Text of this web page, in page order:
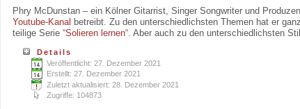
Phry McDunstan – ein Kölner Gitarrist, Singer Songwriter und
Youtube-Kanal betreibt. Zu den unterschiedlichsten Themen hat er
teilige Serie “Solieren lernen“. Aber auch zu den unterschiedlichsten
Details
Veröffentlicht: 27. Dezember 2021
Erstellt: 27. Dezember 2021
Zuletzt aktualisiert: 28. Dezember 2021
Zugriffe: 104873